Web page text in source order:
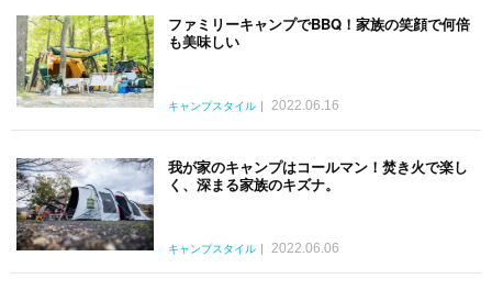
ファミリーキャンプでBBQ！家族の笑顔で何倍
も美味しい
キャンプスタイル 2022.06.16
我が家のキャンプはコールマン！焚き火で楽し
く、深まる家族のキズナ。
キャンプスタイル 2022.06.06